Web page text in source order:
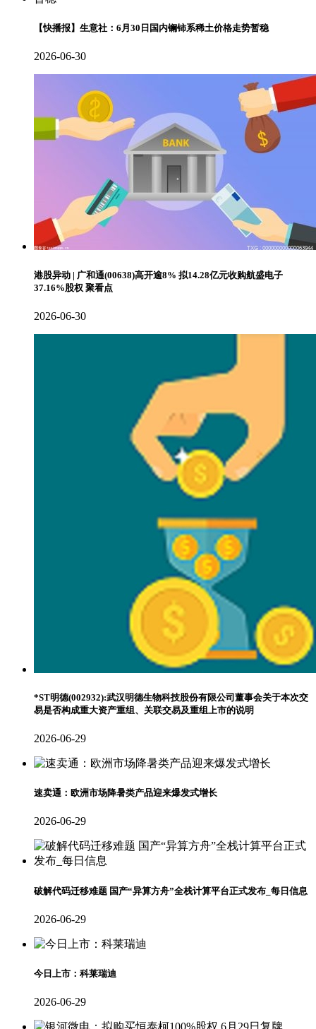
【快播报】生意社：6月30日国内镧铈系稀土价格走势暂稳
2026-06-30
港股异动 | 广和通(00638)高开逾8% 拟14.28亿元收购航盛电子
37.16%股权 聚看点
2026-06-30
*ST明德(002932):武汉明德生物科技股份有限公司董事会关于本次交
易是否构成重大资产重组、关联交易及重组上市的说明
2026-06-29
速卖通：欧洲市场降暑类产品迎来爆发式增长
2026-06-29
破解代码迁移难题 国产“异算方舟”全栈计算平台正式发布_每日信息
2026-06-29
今日上市：科莱瑞迪
2026-06-29